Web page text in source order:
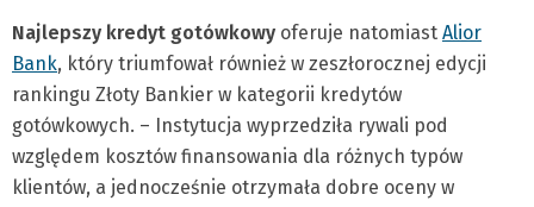
Najlepszy kredyt gotówkowy oferuje natomiast Alior
Bank, który triumfował również w zeszłorocznej edycji
rankingu Złoty Bankier w kategorii kredytów
gotówkowych. – Instytucja wyprzedziła rywali pod
względem kosztów finansowania dla różnych typów
klientów, a jednocześnie otrzymała dobre oceny w